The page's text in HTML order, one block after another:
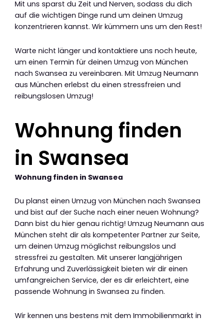
Mit uns sparst du Zeit und Nerven, sodass du dich
auf die wichtigen Dinge rund um deinen Umzug
konzentrieren kannst. Wir kümmern uns um den Rest!
Warte nicht länger und kontaktiere uns noch heute,
um einen Termin für deinen Umzug von München
nach Swansea zu vereinbaren. Mit Umzug Neumann
aus München erlebst du einen stressfreien und
reibungslosen Umzug!
Wohnung finden
in Swansea
Wohnung finden in Swansea
Du planst einen Umzug von München nach Swansea
und bist auf der Suche nach einer neuen Wohnung?
Dann bist du hier genau richtig! Umzug Neumann aus
München steht dir als kompetenter Partner zur Seite,
um deinen Umzug möglichst reibungslos und
stressfrei zu gestalten. Mit unserer langjährigen
Erfahrung und Zuverlässigkeit bieten wir dir einen
umfangreichen Service, der es dir erleichtert, eine
passende Wohnung in Swansea zu finden.
Wir kennen uns bestens mit dem Immobilienmarkt in